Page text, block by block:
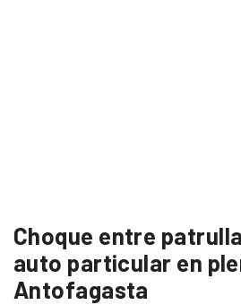
Choque entre
auto particular en
Antofagasta